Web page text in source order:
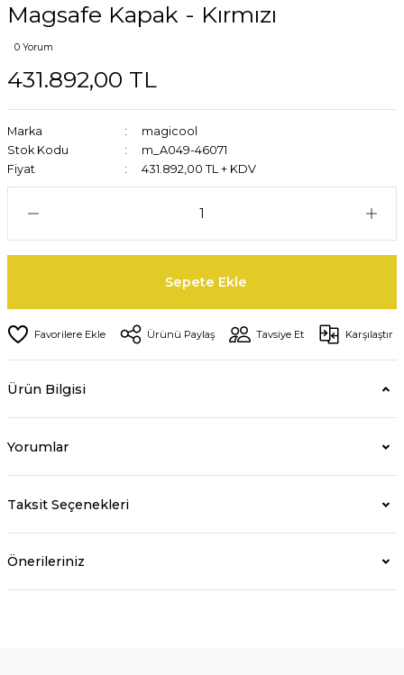
Magsafe Kapak - Kırmızı
0 Yorum
431.892,00 TL
Marka
magicool
Stok Kodu
m_A049-46071
Fiyat
431.892,00 TL + KDV
Sepete Ekle
Ürünü Paylaş Tavsiye Et Karşılaştır
Ürün Bilgisi
Yorumlar
Taksit Seçenekleri
Önerileriniz